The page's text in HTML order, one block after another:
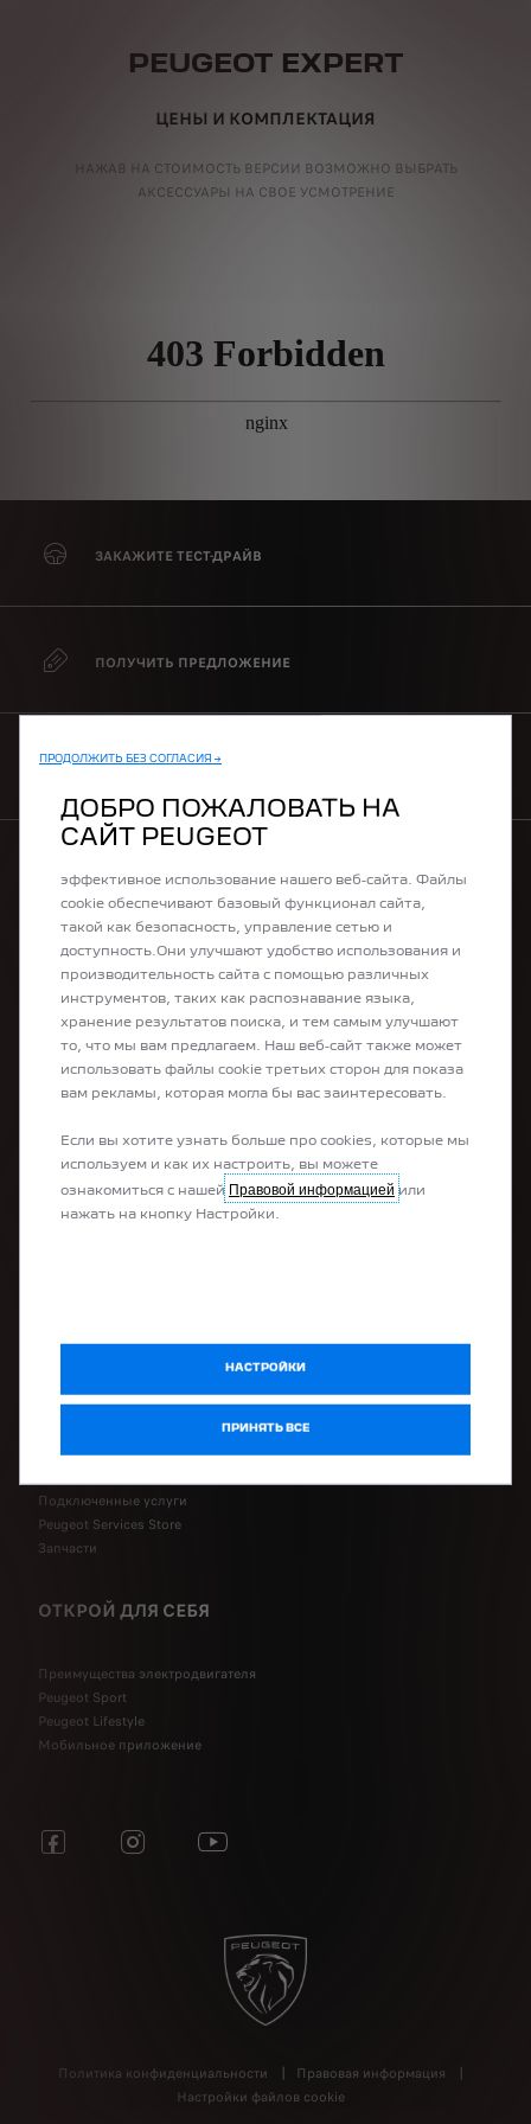
PEUGEOT EXPERT
ЦЕНЫ И КОМПЛЕКТАЦИЯ
НАЖАВ НА СТОИМОСТЬ ВЕРСИИ ВОЗМОЖНО ВЫБРАТЬ
АКСЕССУАРЫ НА СВОЕ УСМОТРЕНИЕ
ЗАКАЖИТЕ ТЕСТ-ДРАЙВ
ПОЛУЧИТЬ ПРЕДЛОЖЕНИЕ
КУПИТЬ ОНЛАЙН
МОДЕЛЬНЫЙ РЯД
Переоборудование автомобили
КУПИТЬ
ОБСЛУЖИВАНИЕ
Забронировать время обслуживания
Подключенные услуги
Peugeot Services Store
Запчасти
ОТКРОЙ ДЛЯ СЕБЯ
Преимущества электродвигателя
Peugeot Sport
Peugeot Lifestyle
Мобильное приложение
Политика конфиденциальности
Правовая информация
Настройки файлов cookie
ПРОДОЛЖИТЬ БЕЗ СОГЛАСИЯ →
ДОБРО ПОЖАЛОВАТЬ НА
САЙТ PEUGEOT
эффективное использование нашего веб-сайта. Файлы
cookie обеспечивают базовый функционал сайта,
такой как безопасность, управление сетью и
доступность.Они улучшают удобство использования и
производительность сайта с помощью различных
инструментов, таких как распознавание языка,
хранение результатов поиска, и тем самым улучшают
то, что мы вам предлагаем. Наш веб-сайт также может
использовать файлы cookie третьих сторон для показа
вам рекламы, которая могла бы вас заинтересовать.
Если вы хотите узнать больше про cookies, которые мы
используем и как их настроить, вы можете
ознакомиться с нашей Правовой информацией или
нажать на кнопку Настройки.
НАСТРОЙКИ
ПРИНЯТЬ ВСЕ